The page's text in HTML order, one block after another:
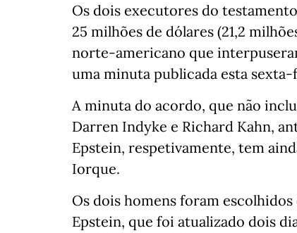
Os dois executores do
25 milhões de dólares (21,2
norte-americano que
uma minuta publicada esta
A minuta do acordo, que não
Darren Indyke e Richard Kahn,
Epstein, respetivamente, tem
Iorque.
Os dois homens foram
Epstein, que foi atualizado dois